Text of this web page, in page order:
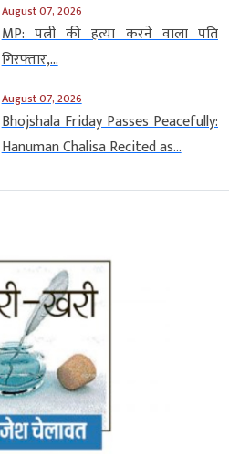
August 07, 2026
MP: पत्नी की हत्या करने वाला पति
गिरफ्तार,...
August 07, 2026
Bhojshala Friday Passes Peacefully:
Hanuman Chalisa Recited as...